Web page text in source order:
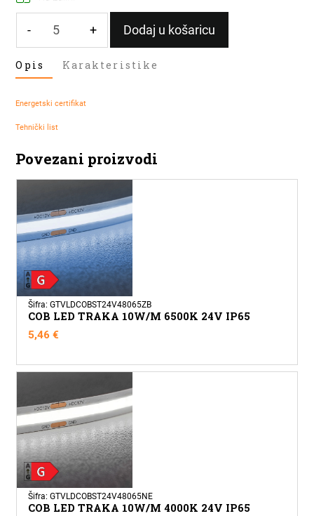
-
TRAKA
6400k
količina
+ Dodaj u košaricu
Opis Karakteristike
Energetski certifikat
Tehnički list
Povezani proizvodi
Šifra: GTVLDCOBST24V48065ZB
COB LED TRAKA 10W/M 6500K 24V IP65
5,46€
Šifra: GTVLDCOBST24V48065NE
COB LED TRAKA 10W/M 4000K 24V IP65